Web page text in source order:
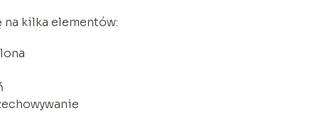
kilka elementów: